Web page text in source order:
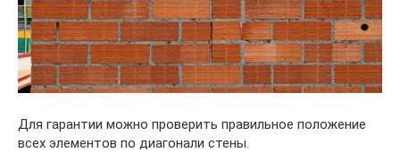
Для гарантии можно проверить правильное положение
всех элементов по диагонали стены.